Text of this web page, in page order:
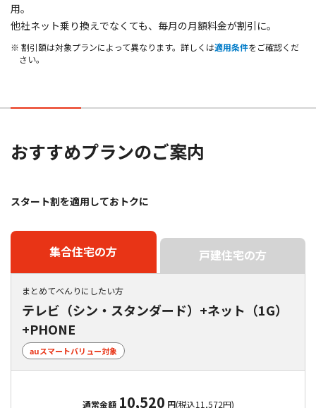
用。
他社ネット乗り換えでなくても、毎月の月額料金が割引に。
※ 割引額は対象プランによって異なります。詳しくは適用条件をご確認くだ
さい。
おすすめプランのご案内
スタート割を適用しておトクに
集合住宅の方 戸建住宅の方
まとめてべんりにしたい方
テレビ（シン・スタンダード）+ネット（1G）
+PHONE
auスマートバリュー対象
通常金額 10,520 円(税込11,572円)